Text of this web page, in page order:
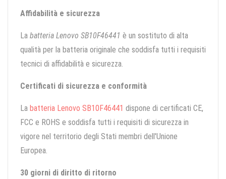
Affidabilità e sicurezza
La batteria Lenovo SB10F46441 è un sostituto di alta
qualità per la batteria originale che soddisfa tutti i requisiti
tecnici di affidabilità e sicurezza.
Certificati di sicurezza e conformità
La batteria Lenovo SB10F46441 dispone di certificati CE,
FCC e ROHS e soddisfa tutti i requisiti di sicurezza in
vigore nel territorio degli Stati membri dell'Unione
Europea.
30 giorni di diritto di ritorno